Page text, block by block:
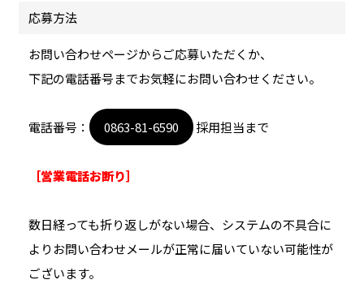
応募方法
お問い合わせページからご応募いただくか、
下記の電話番号までお気軽にお問い合わせください。
電話番号： 0863-81-6590 採用担当まで
［営業電話お断り］
数日経っても折り返しがない場合、システムの不具合に
よりお問い合わせメールが正常に届いていない可能性が
ございます。